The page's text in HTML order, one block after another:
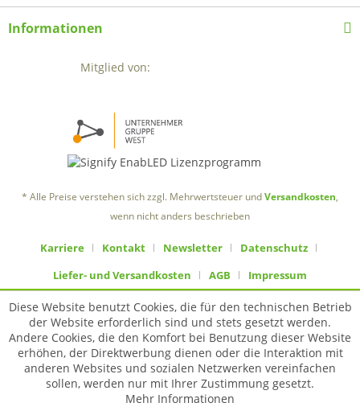
Informationen
Mitglied von:
* Alle Preise verstehen sich zzgl. Mehrwertsteuer undVersandkosten,
wenn nicht anders beschrieben
Karriere Kontakt Newsletter
Datenschutz
Liefer- und Versandkosten
AGB Impressum
Diese Website benutzt Cookies, die für den technischen Betrieb
der Website erforderlich sind und stets gesetzt werden.
Andere Cookies, die den Komfort bei Benutzung dieser Website
erhöhen, der Direktwerbung dienen oder die Interaktion mit
anderen Websites und sozialen Netzwerken vereinfachen
sollen, werden nur mit Ihrer Zustimmung gesetzt.
Mehr Informationen